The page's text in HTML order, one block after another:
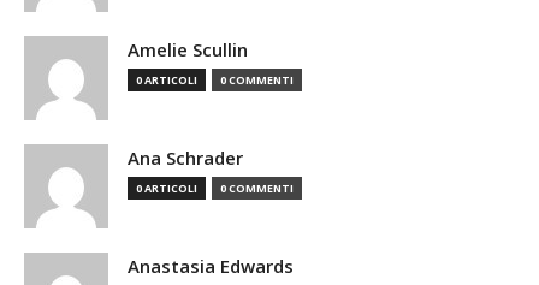
Amelie Scullin
0 ARTICOLI 0 COMMENTI
Ana Schrader
0 ARTICOLI 0 COMMENTI
Anastasia Edwards